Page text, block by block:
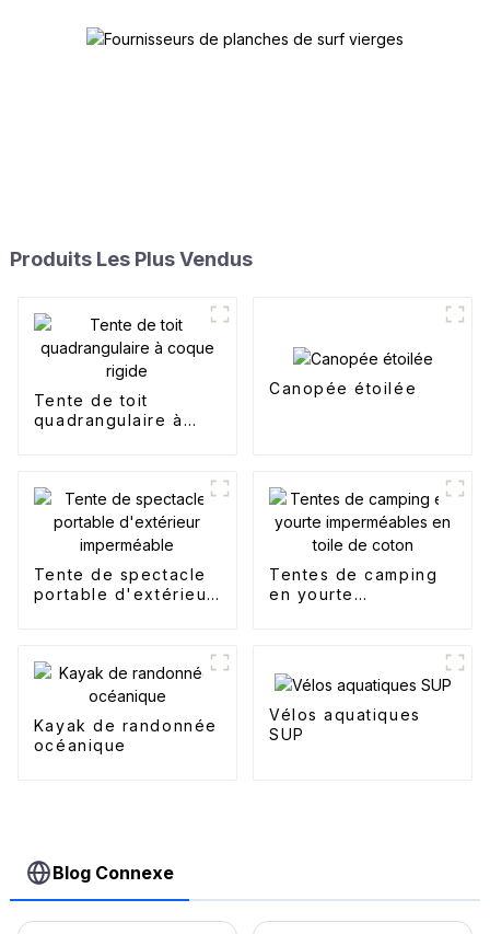
Produits Les Plus Vendus
Tente de toit
quadrangulaire à
Canopée étoilée
Tente de spectacle
portable d'extérieur
Tentes de camping
en yourte
Kayak de randonnée
océanique
Vélos aquatiques
SUP
Blog Connexe